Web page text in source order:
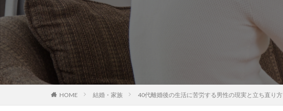
HOME 結婚・家族 40代離婚後の生活に苦労する男性の現実と立ち直り方